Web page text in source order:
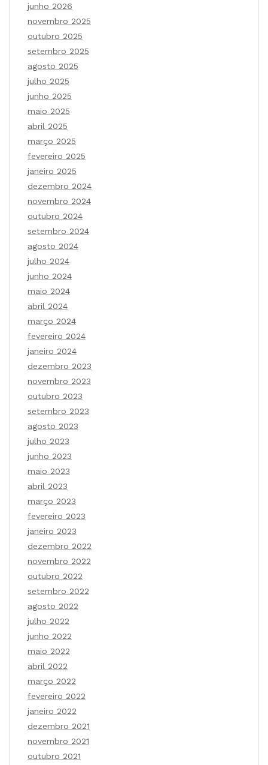
junho 2026
novembro 2025
outubro 2025
setembro 2025
agosto 2025
julho 2025
junho 2025
maio 2025
abril 2025
março 2025
fevereiro 2025
janeiro 2025
dezembro 2024
novembro 2024
outubro 2024
setembro 2024
agosto 2024
julho 2024
junho 2024
maio 2024
abril 2024
março 2024
fevereiro 2024
janeiro 2024
dezembro 2023
novembro 2023
outubro 2023
setembro 2023
agosto 2023
julho 2023
junho 2023
maio 2023
abril 2023
março 2023
fevereiro 2023
janeiro 2023
dezembro 2022
novembro 2022
outubro 2022
setembro 2022
agosto 2022
julho 2022
junho 2022
maio 2022
abril 2022
março 2022
fevereiro 2022
janeiro 2022
dezembro 2021
novembro 2021
outubro 2021